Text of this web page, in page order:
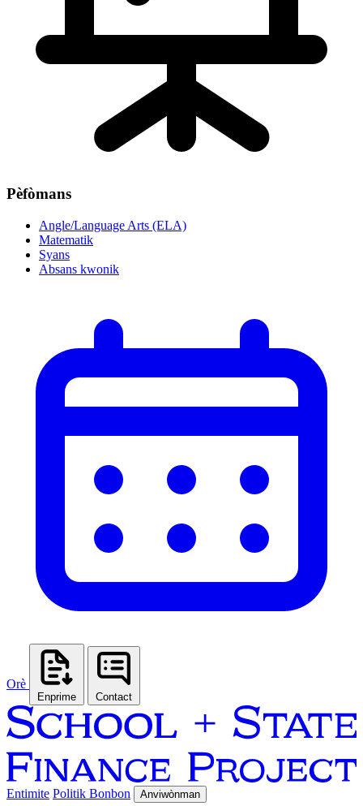
Pèfòmans
Angle/Language Arts (ELA)
Matematik
Syans
Absans kwonik
Orè
Enprime Contact
Entimite Politik Bonbon Anviwònman